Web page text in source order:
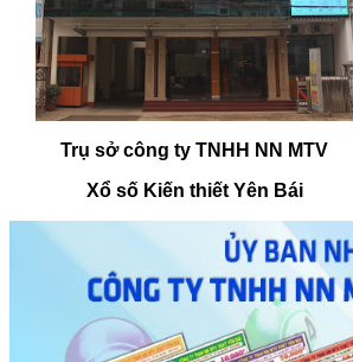
Trụ sở công ty TNHH NN MTV
Xổ số Kiến thiết Yên Bái